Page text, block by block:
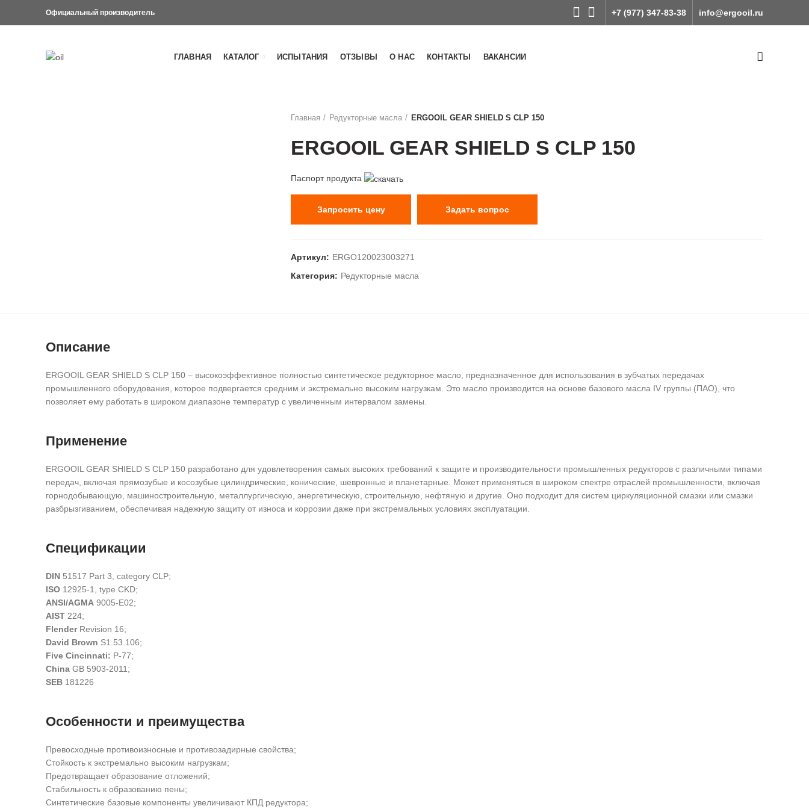
Официальный производитель +7 (977) 347-83-38 info@ergooil.ru
ГЛАВНАЯ КАТАЛОГ ИСПЫТАНИЯ ОТЗЫВЫ О НАС КОНТАКТЫ ВАКАНСИИ
Главная Редукторные масла ERGOOIL GEAR SHIELD S CLP 150
ERGOOIL GEAR SHIELD S CLP 150
Паспорт продукта
Запросить цену Задать вопрос
Артикул: ERGO120023003271
Категория: Редукторные масла
Описание
ERGOOIL GEAR SHIELD S CLP 150 – высокоэффективное полностью синтетическое редукторное масло, предназначенное для использования в зубчатых передачах
промышленного оборудования, которое подвергается средним и экстремально высоким нагрузкам. Это масло производится на основе базового масла IV группы (ПАО), что
позволяет ему работать в широком диапазоне температур с увеличенным интервалом замены.
Применение
ERGOOIL GEAR SHIELD S CLP 150 разработано для удовлетворения самых высоких требований к защите и производительности промышленных редукторов с различными типами
передач, включая прямозубые и косозубые цилиндрические, конические, шевронные и планетарные. Может применяться в широком спектре отраслей промышленности, включая
горнодобывающую, машиностроительную, металлургическую, энергетическую, строительную, нефтяную и другие. Оно подходит для систем циркуляционной смазки или смазки
разбрызгиванием, обеспечивая надежную защиту от износа и коррозии даже при экстремальных условиях эксплуатации.
Спецификации
DIN 51517 Part 3, category CLP;
ISO 12925-1, type CKD;
ANSI/AGMA 9005-E02;
AIST 224;
FlenderRevision 16;
David Brown S1.53.106;
Five Cincinnati: Р-77;
China GB 5903-2011;
SEB 181226
Особенности и преимущества
Превосходные противоизносные и противозадирные свойства;
Стойкость к экстремально высоким нагрузкам;
Предотвращает образование отложений;
Стабильность к образованию пены;
Синтетические базовые компоненты увеличивают КПД редуктора;